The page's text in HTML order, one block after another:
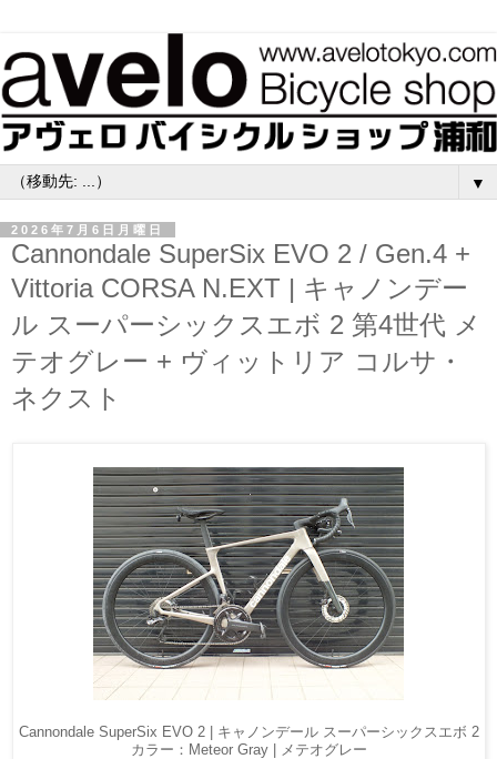
▼
2026年7月6日月曜日
Cannondale SuperSix EVO 2 / Gen.4 +
Vittoria CORSA N.EXT | キャノンデー
ル スーパーシックスエボ 2 第4世代 メ
テオグレー + ヴィットリア コルサ・
ネクスト
Cannondale SuperSix EVO 2 | キャノンデール スーパーシックスエボ 2
カラー：Meteor Gray | メテオグレー